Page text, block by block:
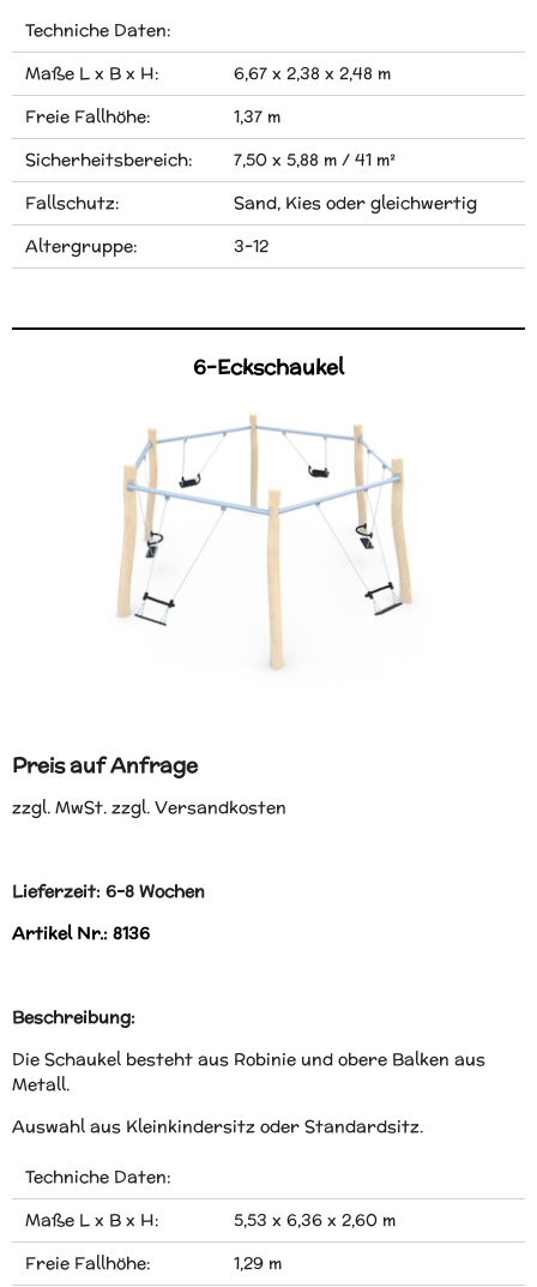
Techniche Daten:
Maße L x B x H:
6,67 x 2,38 x 2,48 m
Freie Fallhöhe:
1,37 m
Sicherheitsbereich:
7,50 x 5,88 m / 41 m²
Fallschutz:
Sand, Kies oder gleichwertig
Altergruppe:
3-12
6-Eckschaukel
Preis auf Anfrage
zzgl. MwSt. zzgl. Versandkosten
Lieferzeit: 6-8 Wochen
Artikel Nr.: 8136
Beschreibung:
Die Schaukel besteht aus Robinie und obere Balken aus
Metall.
Auswahl aus Kleinkindersitz oder Standardsitz.
Techniche Daten:
Maße L x B x H:
5,53 x 6,36 x 2,60 m
Freie Fallhöhe:
1,29 m